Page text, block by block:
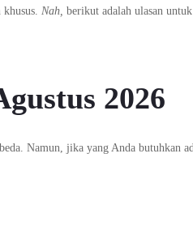
Nah, berikut adalah ulasan untuk
2026
Namun, jika yang Anda butuhkan